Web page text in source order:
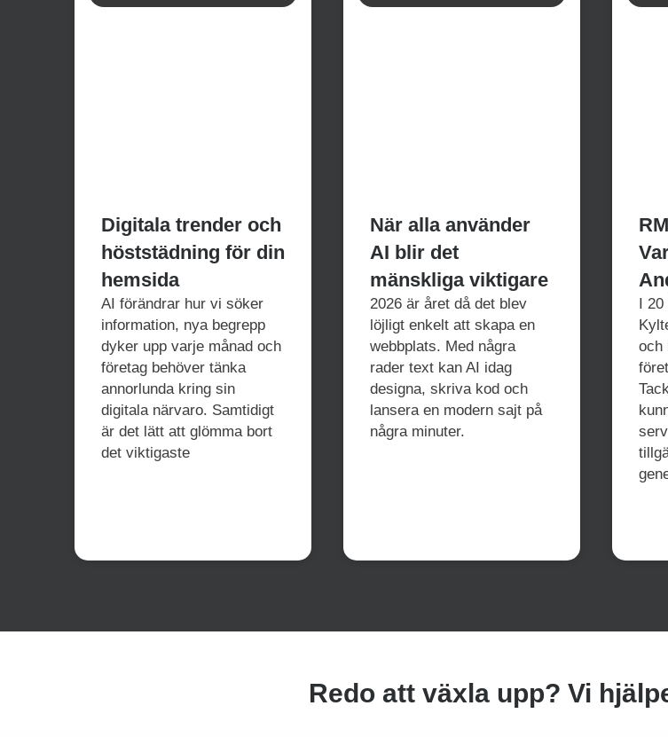
Digitala trender och
höststädning för din
hemsida
AI förändrar hur vi söker
information, nya begrepp
dyker upp varje månad och
företag behöver tänka
annorlunda kring sin
digitala närvaro. Samtidigt
är det lätt att glömma bort
det viktigaste
När alla använder
AI blir det
mänskliga viktigare
2026 är året då det blev
löjligt enkelt att skapa en
webbplats. Med några
rader text kan AI idag
designa, skriva kod och
lansera en modern sajt på
några minuter.
I 20
och
Redo att växla upp? Vi